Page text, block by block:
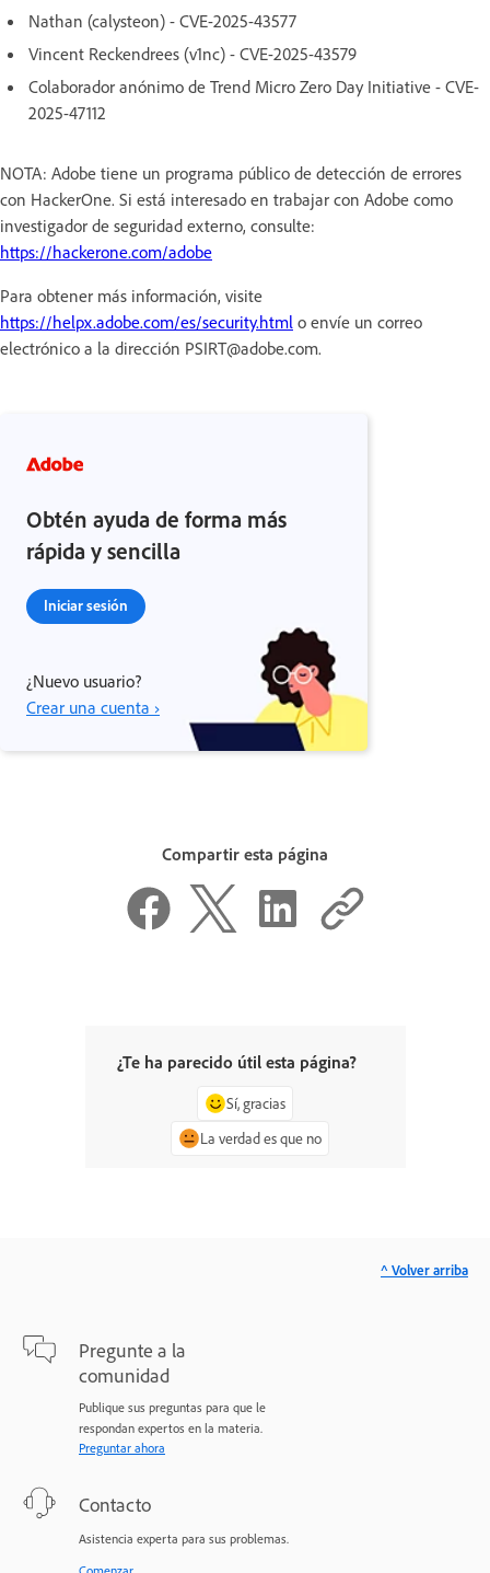
Nathan (calysteon) - CVE-2025-43577
Vincent Reckendrees (v1nc) - CVE-2025-43579
Colaborador anónimo de Trend Micro Zero Day Initiative - CVE-
2025-47112
NOTA: Adobe tiene un programa público de detección de errores
con HackerOne. Si está interesado en trabajar con Adobe como
investigador de seguridad externo, consulte:
https://hackerone.com/adobe
Para obtener más información, visite
https://helpx.adobe.com/es/security.html o envíe un correo
electrónico a la dirección PSIRT@adobe.com.
Obtén ayuda de forma más
rápida y sencilla
Iniciar sesión
¿Nuevo usuario?
Crear una cuenta ›
Compartir esta página
¿Te ha parecido útil esta página?
Sí, gracias
La verdad es que no
Pregunte a la
comunidad
Publique sus preguntas para que le
respondan expertos en la materia.
Preguntar ahora
Contacto
Asistencia experta para sus problemas.
^ Volver arriba